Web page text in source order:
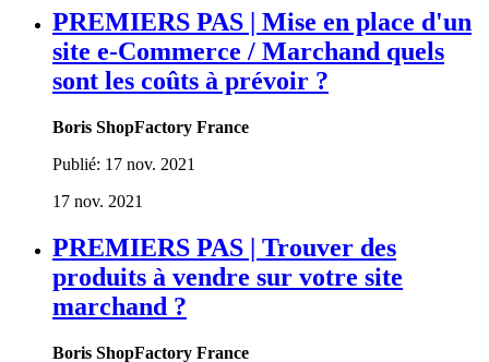
PREMIERS PAS | Mise en place d'un
site e-Commerce / Marchand quels
sont les coûts à prévoir ?
Boris ShopFactory France
Publié: 17 nov. 2021
17 nov. 2021
PREMIERS PAS | Trouver des
produits à vendre sur votre site
marchand ?
Boris ShopFactory France